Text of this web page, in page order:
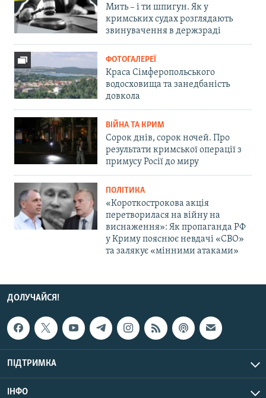
Мить – і ти шпигун. Як у
кримських судах розглядають
звинувачення в держзраді
ФОТОГАЛЕРЕЇ
Краса Сімферопольського
водосховища та занедбаність
довкола
ВІЙНА ТА КРИМ
Сорок днів, сорок ночей. Про
результати кримської операції з
примусу Росії до миру
ПОЛІТИКА
«Короткострокова акція
перетворилася на війну на
виснаження»: Як пропаганда РФ
у Криму пояснює невдачі «СВО»
та залякує «мінними атаками»
ДОЛУЧАЙСЯ!
ПІДТРИМКА
ІНФО